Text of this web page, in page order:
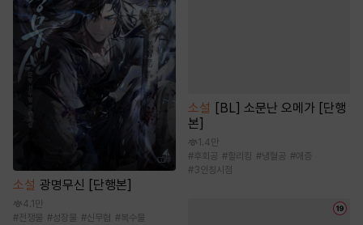
소설 광명무신 [단행본]
4.1만
#전쟁물 #성장물 #신무협 #복수물
소설
[BL] 소문난 오메가 [단행
본]
1.4만
#후회공 #할리킹 #냉혈공 #애증
#3인칭시점